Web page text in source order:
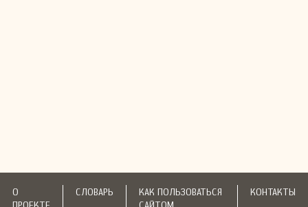
О
СЛОВАРЬ
КАК ПОЛЬЗОВАТЬСЯ
КОНТАКТЫ